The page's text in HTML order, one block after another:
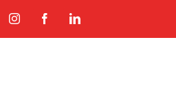
InstagramFacebookLinkedIn